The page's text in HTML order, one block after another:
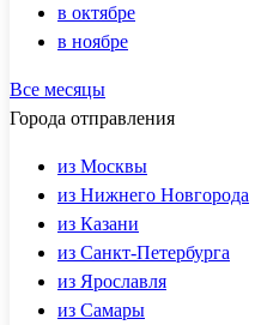
в октябре
в ноябре
Все месяцы
Города отправления
из Москвы
из Нижнего Новгорода
из Казани
из Санкт-Петербурга
из Ярославля
из Самары